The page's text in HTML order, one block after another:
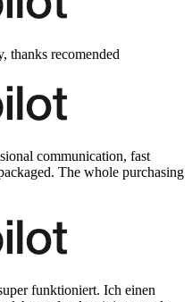
thanks recomended
communication, fast
The whole purchasing
funktioniert. Ich einen